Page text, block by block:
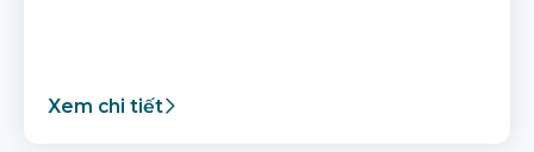
Xem chi tiết